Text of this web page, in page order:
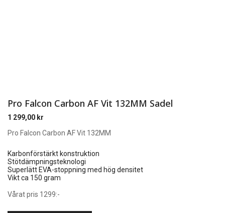
Pro Falcon Carbon AF Vit 132MM Sadel
1 299,00 kr
Pro Falcon Carbon AF Vit 132MM
Karbonförstärkt konstruktion
Stötdämpningsteknologi
Superlätt EVA-stoppning med hög densitet
Vikt ca 150 gram
Vårat pris 1299:-